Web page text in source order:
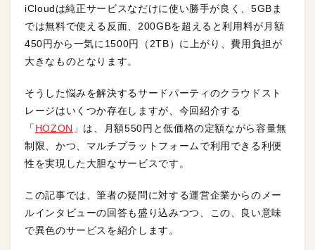
iCloudは純正サービスなだけに使い勝手が良く、5GBま
では無料で使える反面、200GBを超えると利用料が月額
450円から一気に1500円（2TB）に上がり、費用負担が
大きなものとなります。
そうした悩みを解決するサードパーティのクラウドスト
レージはいくつか存在しますが、今回紹介する
「 HOZON 」は、月額550円と低価格の定額ながら容量無
制限、かつ、マルチプラットフォームで利用できる利便
性を実現した大胆なサービスです。
この記事では、筆者の疑問に対する運営企業からのメー
ルインタビューの回答も盛り込みつつ、この、良い意味
で異色のサービスを紹介します。